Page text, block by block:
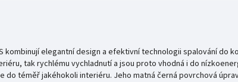
kombinují elegantní design a efektivní technologii spalování do
tak rychlému vychladnutí a jsou proto vhodná i do
do téměř jakéhokoli interiéru. Jeho matná černá povrchová